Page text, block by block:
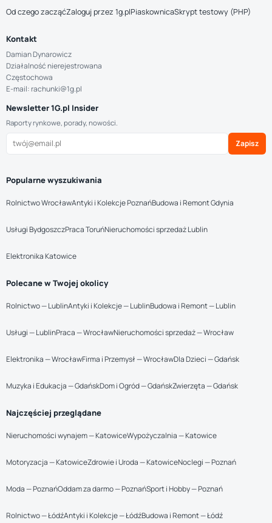
Od czego zacząćZaloguj przez 1g.plPiaskownicaSkrypt testowy (PHP)
Kontakt
Damian Dynarowicz
Działalność nierejestrowana
Częstochowa
E-mail: rachunki@1g.pl
Newsletter 1G.pl Insider
Raporty rynkowe, porady, nowości.
Zapisz
Popularne wyszukiwania
Rolnictwo WrocławAntyki i Kolekcje PoznańBudowa i Remont Gdynia
Usługi BydgoszczPraca ToruńNieruchomości sprzedaż Lublin
Elektronika Katowice
Polecane w Twojej okolicy
Rolnictwo — LublinAntyki i Kolekcje — LublinBudowa i Remont — Lublin
Usługi — LublinPraca — WrocławNieruchomości sprzedaż — Wrocław
Elektronika — WrocławFirma i Przemysł — WrocławDla Dzieci — Gdańsk
Muzyka i Edukacja — GdańskDom i Ogród — GdańskZwierzęta — Gdańsk
Najczęściej przeglądane
Nieruchomości wynajem — KatowiceWypożyczalnia — Katowice
Motoryzacja — KatowiceZdrowie i Uroda — KatowiceNoclegi — Poznań
Moda — PoznańOddam za darmo — PoznańSport i Hobby — Poznań
Rolnictwo — ŁódźAntyki i Kolekcje — ŁódźBudowa i Remont — Łódź